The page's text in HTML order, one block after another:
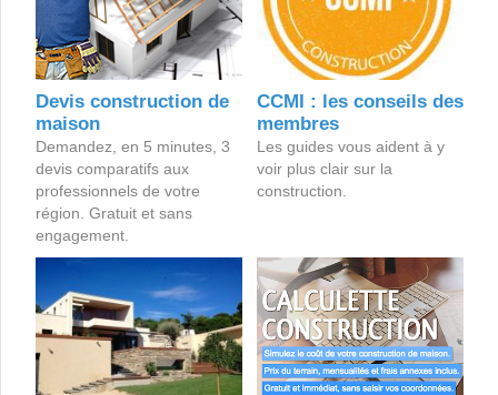
Devis construction de
maison
Demandez, en 5 minutes, 3
devis comparatifs aux
professionnels de votre
région. Gratuit et sans
engagement.
CCMI : les conseils des
membres
Les guides vous aident à y
voir plus clair sur la
construction.